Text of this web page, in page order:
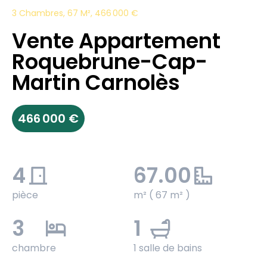
3 Chambres, 67 M², 466 000 €
Vente Appartement
Roquebrune-Cap-
Martin Carnolès
466 000 €
4
pièce
67.00
m² ( 67 m² )
3
chambre
1
1 salle de bains